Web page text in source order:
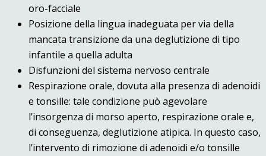
oro-facciale
Posizione della lingua inadeguata per via della
mancata transizione da una deglutizione di tipo
infantile a quella adulta
Disfunzioni del sistema nervoso centrale
Respirazione orale, dovuta alla presenza di adenoidi
e tonsille: tale condizione può agevolare
l’insorgenza di morso aperto, respirazione orale e,
di conseguenza, deglutizione atipica. In questo caso,
l’intervento di rimozione di adenoidi e/o tonsille